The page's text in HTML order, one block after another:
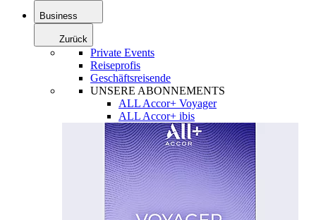
Business
Zurück
Private Events
Reiseprofis
Geschäftsreisende
UNSERE ABONNEMENTS
ALL Accor+ Voyager
ALL Accor+ ibis